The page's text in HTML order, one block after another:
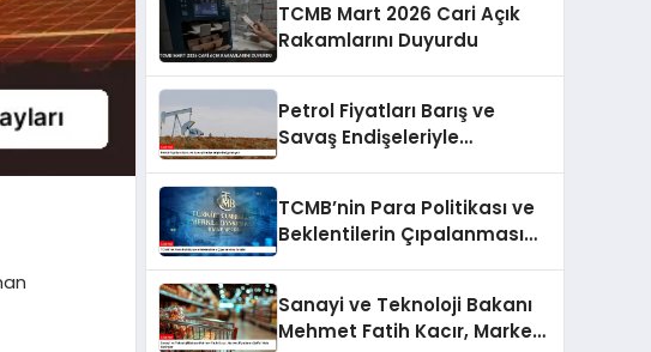
TCMB Mart 2026 Cari Açık
Rakamlarını Duyurdu
Petrol Fiyatları Barış ve
Savaş Endişeleriyle
TCMB’nin Para Politikası ve
Beklentilerin Çıpalanması
Sanayi ve Teknoloji Bakanı
Mehmet Fatih Kacır, Market